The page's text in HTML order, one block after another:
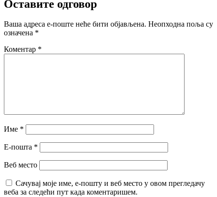
Оставите одговор
Ваша адреса е-поште неће бити објављена. Неопходна поља су
означена *
Коментар *
Име *
Е-пошта *
Веб место
Сачувај моје име, е-пошту и веб место у овом прегледачу
веба за следећи пут када коментаришем.